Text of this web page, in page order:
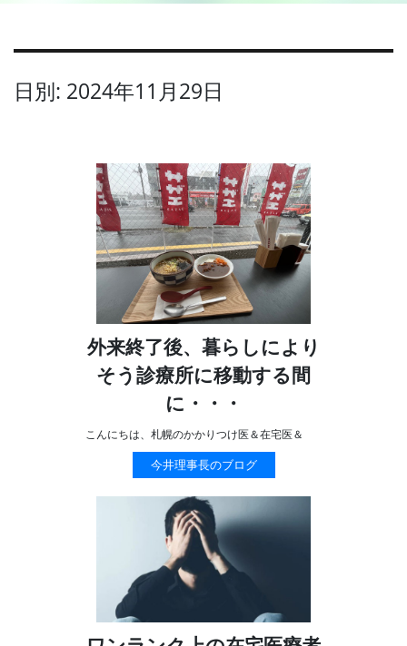
日別: 2024年11月29日
外来終了後、暮らしにより
そう診療所に移動する間
に・・・
こんにちは、札幌のかかりつけ医＆在宅医＆
今井理事長のブログ